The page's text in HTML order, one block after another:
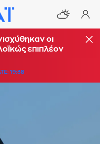
οι
επιπλέον
19:38